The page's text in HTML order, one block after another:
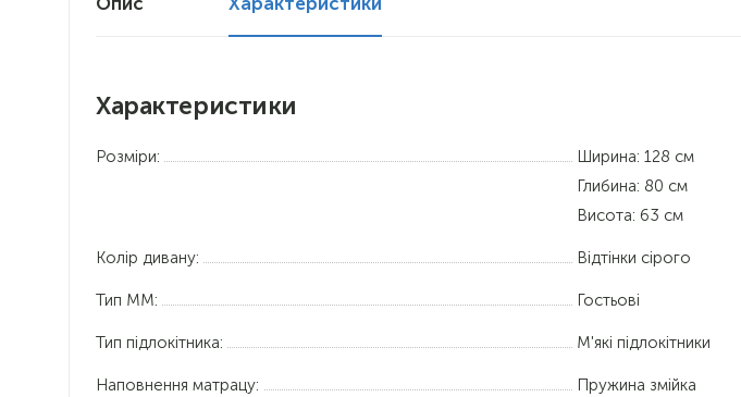
Характеристики
Розміри:
Ширина: 128 см
Глибина: 80 см
Висота: 63 см
Колір дивану: Відтінки сірого
Тип ММ: Гостьові
Тип підлокітника: М'які підлокітники
Наповнення матрацу: Пружина змійка